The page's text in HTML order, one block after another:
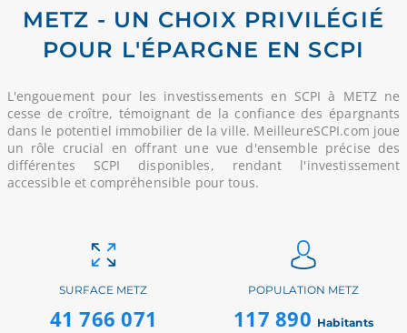
METZ - UN CHOIX PRIVILÉGIÉ
POUR L'ÉPARGNE EN SCPI
L'engouement pour les investissements en SCPI à METZ ne
cesse de croître, témoignant de la confiance des épargnants
dans le potentiel immobilier de la ville. MeilleureSCPI.com joue
un rôle crucial en offrant une vue d'ensemble précise des
différentes SCPI disponibles, rendant l'investissement
accessible et compréhensible pour tous.
SURFACE METZ
41 766 071
POPULATION METZ
117 890 Habitants